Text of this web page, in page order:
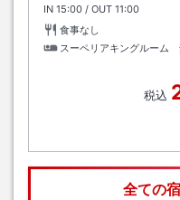
IN チェックイン
15:00 / OUT チェックアウト
11:00
食事なし
スーペリアキングルーム
税込
全ての